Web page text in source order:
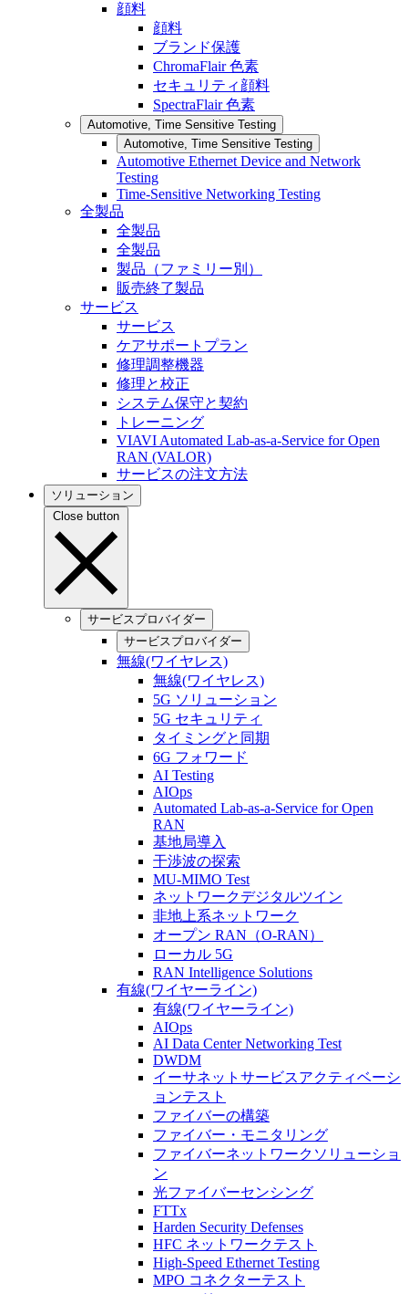
顔料
顔料
ブランド保護
ChromaFlair 色素
セキュリティ顔料
SpectraFlair 色素
Automotive, Time Sensitive Testing
Automotive, Time Sensitive Testing
Automotive Ethernet Device and Network
Testing
Time-Sensitive Networking Testing
全製品
全製品
全製品
製品（ファミリー別）
販売終了製品
サービス
サービス
ケアサポートプラン
修理調整機器
修理と校正
システム保守と契約
トレーニング
VIAVI Automated Lab-as-a-Service for Open
RAN (VALOR)
サービスの注文方法
ソリューション
Close button
サービスプロバイダー
サービスプロバイダー
無線(ワイヤレス)
無線(ワイヤレス)
5G ソリューション
5G セキュリティ
タイミングと同期
6G フォワード
AI Testing
AIOps
Automated Lab-as-a-Service for Open
RAN
基地局導入
干渉波の探索
MU-MIMO Test
ネットワークデジタルツイン
非地上系ネットワーク
オープン RAN（O-RAN）
ローカル 5G
RAN Intelligence Solutions
有線(ワイヤーライン)
有線(ワイヤーライン)
AIOps
AI Data Center Networking Test
DWDM
イーサネットサービスアクティベーシ
ョンテスト
ファイバーの構築
ファイバー・モニタリング
ファイバーネットワークソリューショ
ン
光ファイバーセンシング
FTTx
Harden Security Defenses
HFC ネットワークテスト
High-Speed Ethernet Testing
MPO コネクターテスト